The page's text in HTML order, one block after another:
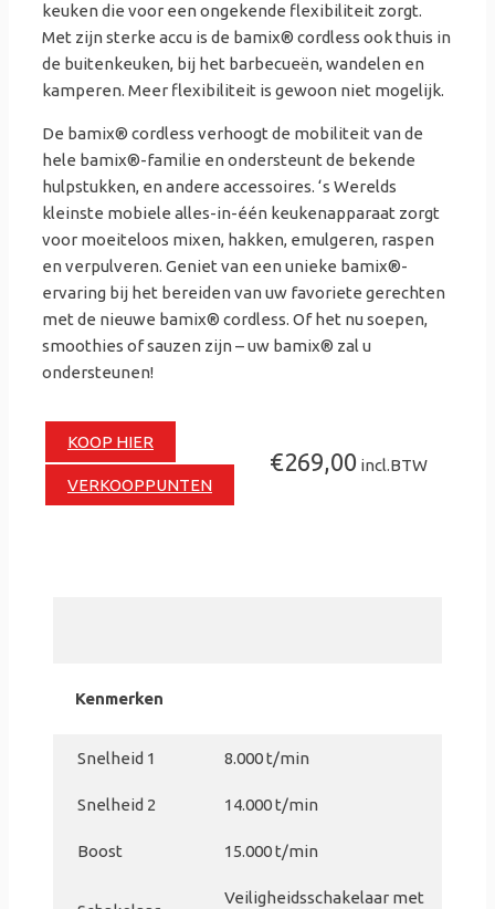
keuken die voor een ongekende flexibiliteit zorgt.
Met zijn sterke accu is de bamix® cordless ook thuis in
de buitenkeuken, bij het barbecueën, wandelen en
kamperen. Meer flexibiliteit is gewoon niet mogelijk.
De bamix® cordless verhoogt de mobiliteit van de
hele bamix®-familie en ondersteunt de bekende
hulpstukken, en andere accessoires. ‘s Werelds
kleinste mobiele alles-in-één keukenapparaat zorgt
voor moeiteloos mixen, hakken, emulgeren, raspen
en verpulveren. Geniet van een unieke bamix®-
ervaring bij het bereiden van uw favoriete gerechten
met de nieuwe bamix® cordless. Of het nu soepen,
smoothies of sauzen zijn – uw bamix® zal u
ondersteunen!
KOOP HIER
VERKOOPPUNTEN
€269,00 incl.BTW
Kenmerken
Snelheid 1 8.000 t/min
Snelheid 2 14.000 t/min
Boost 15.000 t/min
Veiligheidsschakelaar met